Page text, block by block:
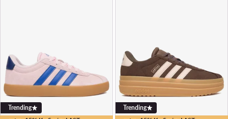
Trending Trending